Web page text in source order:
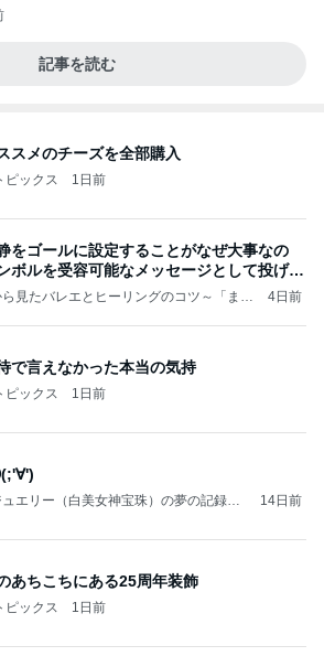
記事を読む
スメのチーズを全部購入
ピックス 1日前
をゴールに設定することがなぜ大事なの
ボルを受容可能なメッセージとして投げる
見たバレエとヒーリングのコツ～「まと
4日前
で言えなかった本当の気持
ピックス 1日前
エリー（白美女神宝珠）の夢の記録
14日前
あちこちにある25周年装飾
ピックス 1日前